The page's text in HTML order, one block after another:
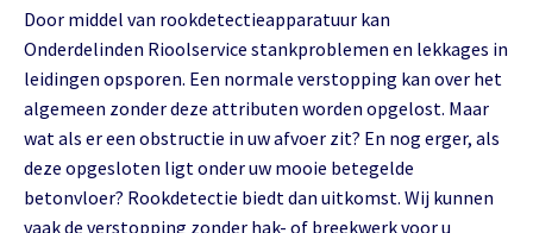
Door middel van rookdetectieapparatuur kan
Onderdelinden Rioolservice stankproblemen en lekkages in
leidingen opsporen. Een normale verstopping kan over het
algemeen zonder deze attributen worden opgelost. Maar
wat als er een obstructie in uw afvoer zit? En nog erger, als
deze opgesloten ligt onder uw mooie betegelde
betonvloer? Rookdetectie biedt dan uitkomst. Wij kunnen
vaak de verstopping zonder hak- of breekwerk voor u